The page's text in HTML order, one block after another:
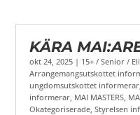
KÄRA
okt 24, 2025 | 15+ / Senior /
Arrangemangsutskottet
ungdomsutskottet informerar
informerar MAI MASTERS
Okategoriserade ,Styrelsen